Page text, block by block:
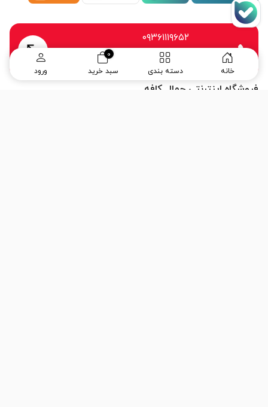
خانه دسته بندی سبد خرید
0
ورود
فروشگاه اینترنتی جمال کافه
۰۹۳۶۱۱۱۹۶۵۲
۰۲۱۲۶۱۴۶۳۶۹
منتظر صدای گرم شما هستیم